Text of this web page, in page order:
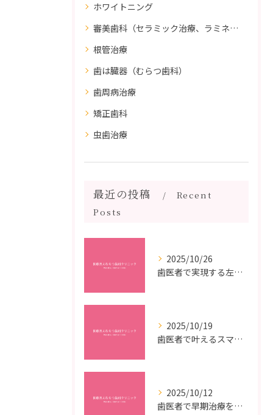
ホワイトニング
審美歯科（セラミック治療、ラミネートべニア、ダイレクトボンディング）
根管治療
歯は臓器（むらつ歯科）
歯周病治療
矯正歯科
虫歯治療
最近の投稿
Recent
Posts
2025/10/26
歯医者で実現する左右対称治療のポイントと矯正治療選びの疑問解決ガイド
2025/10/19
歯医者で叶えるスマイルメイクオーバーなら福岡県福岡市博多区博多駅前の最新矯正治療解説
2025/10/12
歯医者で早期治療を受けるメリットと虫歯悪化を防ぐ最短ステップ